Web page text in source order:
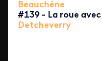
Beauchêne
#139 - La roue avec
Detcheverry